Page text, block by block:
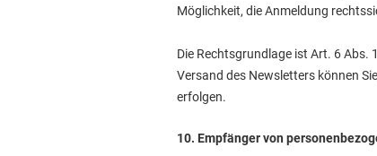
Möglichkeit, die Anmeldung
Die Rechtsgrundlage ist Art. 6 Abs.
Versand des Newsletters können
erfolgen.
10. Empfänger von